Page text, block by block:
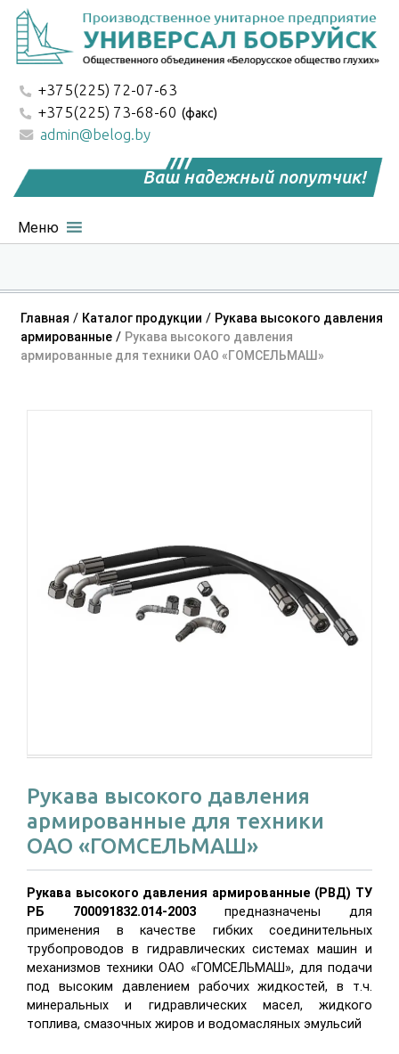
Skip
to
content
+375(225) 72-07-63
+375(225) 73-68-60 (факс)
admin@belog.by
Ваш надежный попутчик!
Меню
Главная / Каталог продукции / Рукава высокого давления
армированные / Рукава высокого давления
армированные для техники ОАО «ГОМСЕЛЬМАШ»
Рукава высокого давления
армированные для техники
ОАО «ГОМСЕЛЬМАШ»
Рукава высокого давления армированные (РВД) ТУ
РБ 700091832.014-2003 предназначены для
применения в качестве гибких соединительных
трубопроводов в гидравлических системах машин и
механизмов техники ОАО «ГОМСЕЛЬМАШ», для подачи
под высоким давлением рабочих жидкостей, в т.ч.
минеральных и гидравлических масел, жидкого
топлива, смазочных жиров и водомасляных эмульсий